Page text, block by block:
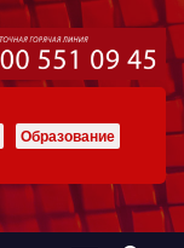
Образование